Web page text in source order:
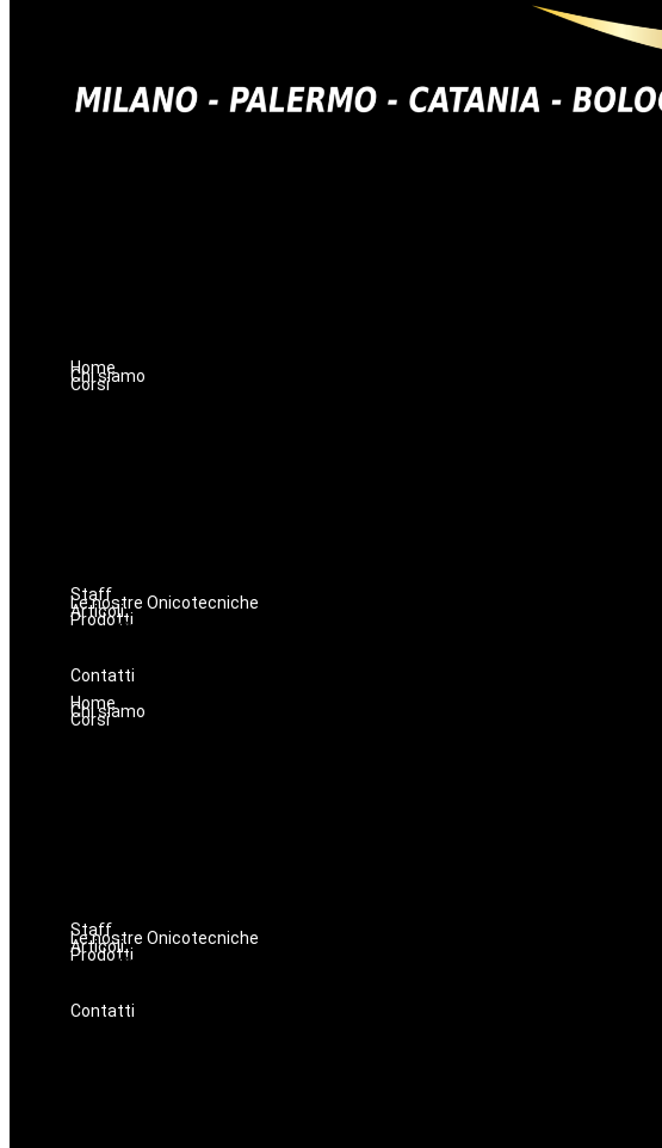
Home
Chi siamo
Corsi
Staff
Le nostre Onicotecniche
Articoli
ProdottiOniconails
Prodotti per ricostruzione unghie
Contatti
Home
Chi siamo
Corsi
Staff
Le nostre Onicotecniche
Articoli
ProdottiOniconails
Prodotti per ricostruzione unghie
Contatti